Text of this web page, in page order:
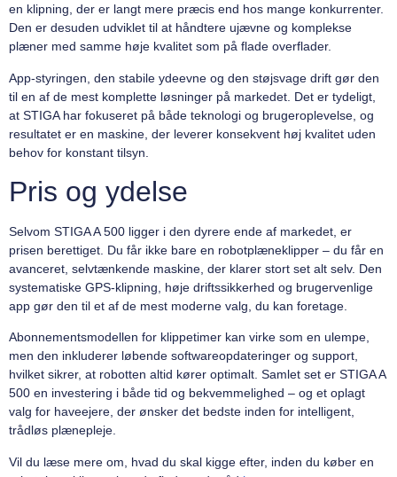
en klipning, der er langt mere præcis end hos mange konkurrenter.
Den er desuden udviklet til at håndtere ujævne og komplekse
plæner med samme høje kvalitet som på flade overflader.
App-styringen, den stabile ydeevne og den støjsvage drift gør den
til en af de mest komplette løsninger på markedet. Det er tydeligt,
at STIGA har fokuseret på både teknologi og brugeroplevelse, og
resultatet er en maskine, der leverer konsekvent høj kvalitet uden
behov for konstant tilsyn.
Pris og ydelse
Selvom STIGA A 500 ligger i den dyrere ende af markedet, er
prisen berettiget. Du får ikke bare en robotplæneklipper – du får en
avanceret, selvtænkende maskine, der klarer stort set alt selv. Den
systematiske GPS-klipning, høje driftssikkerhed og brugervenlige
app gør den til et af de mest moderne valg, du kan foretage.
Abonnementsmodellen for klippetimer kan virke som en ulempe,
men den inkluderer løbende softwareopdateringer og support,
hvilket sikrer, at robotten altid kører optimalt. Samlet set er STIGA A
500 en investering i både tid og bekvemmelighed – og et oplagt
valg for haveejere, der ønsker det bedste inden for intelligent,
trådløs plænepleje.
Vil du læse mere om, hvad du skal kigge efter, inden du køber en